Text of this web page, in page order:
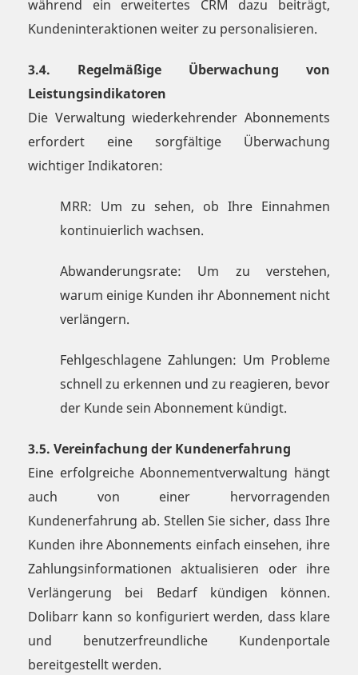
während ein erweitertes CRM dazu beiträgt,
Kundeninteraktionen weiter zu personalisieren.
3.4. Regelmäßige Überwachung von
Leistungsindikatoren
Die Verwaltung wiederkehrender Abonnements
erfordert eine sorgfältige Überwachung
wichtiger Indikatoren:
MRR: Um zu sehen, ob Ihre Einnahmen
kontinuierlich wachsen.
Abwanderungsrate: Um zu verstehen,
warum einige Kunden ihr Abonnement nicht
verlängern.
Fehlgeschlagene Zahlungen: Um Probleme
schnell zu erkennen und zu reagieren, bevor
der Kunde sein Abonnement kündigt.
3.5. Vereinfachung der Kundenerfahrung
Eine erfolgreiche Abonnementverwaltung hängt
auch von einer hervorragenden
Kundenerfahrung ab. Stellen Sie sicher, dass Ihre
Kunden ihre Abonnements einfach einsehen, ihre
Zahlungsinformationen aktualisieren oder ihre
Verlängerung bei Bedarf kündigen können.
Dolibarr kann so konfiguriert werden, dass klare
und benutzerfreundliche Kundenportale
bereitgestellt werden.